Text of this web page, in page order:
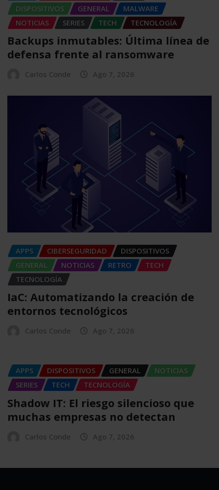
DISPOSITIVOS
GENERAL
MALWARE
NOTICIAS
SERIES TECH TECNOLOGÍA
Backups inmutables: Última línea de
defensa frente al ransomware
Carlos Conde Ago 7, 2026
APPS CIBERSEGURIDAD
DISPOSITIVOS
GENERAL
NOTICIAS RETRO
TECH
TECNOLOGÍA
IaC: Automatizando la creación de
entornos tecnológicos
Carlos Conde Ago 7, 2026
APPS DISPOSITIVOS GENERAL
NOTICIAS
SERIES
TECH TECNOLOGÍA
Shadow IT: El riesgo silencioso que
muchas empresas no detectan
Carlos Conde Ago 7, 2026